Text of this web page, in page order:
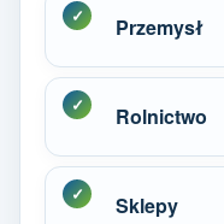
Przemysł
Rolnictwo
Sklepy